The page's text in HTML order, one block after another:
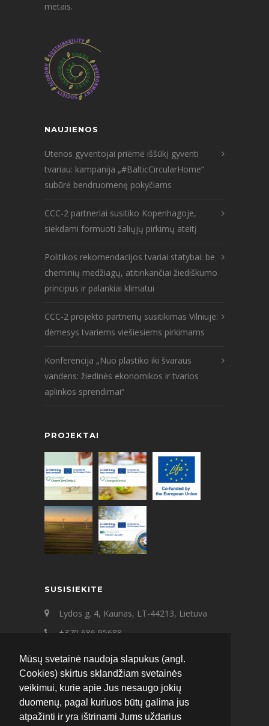
Mūsų svetainė naudoja slapukus (angl.
Cookies) skirtus sklandžiam svetainės
veikimui, kurie apie Jus nesaugo jokių
duomenų, pagal kuriuos būtų galima jus
atpažinti ir yra ištrinami Jums uždarius
metais.
NAUJIENOS
Utenos gyventojai priėmė iššūkį gyventi
tvariau: kampanija „#BalticCircularHome“
subūrė bendruomenę pokyčiams
CCC-2 partneriai susitiko Kopenhagoje,
siekdami formuoti žaliųjų pirkimų ateitį
Politikos rekomendacijos tvariai statybai: be
cheminių medžiagų, atitinkančiai žiediškumo
principus ir palankiai klimatui
CCC-2 projekto partnerių susitikimas Vilniuje:
dėmesys tvariems viešiesiems pirkimams
Konferencija „Nuo plastiko iki švaraus
vandens: žiedinės ekonomikos ir tvarios
aplinkos sprendimai“
PROJEKTAI
SUSISIEKITE
Lydos g. 4, Kaunas, LT-44213, Lietuva
+370 686 95688
ecat@ecat.lt
Facebook
Instagram
LinkedIn